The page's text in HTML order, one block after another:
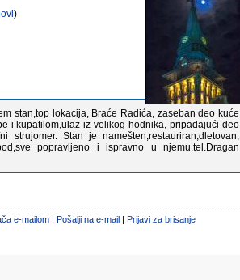
)
stan,top lokacija, Braće Radića, zaseban deo kuće
i kupatilom,ulaz iz velikog hodnika, pripadajući deo
strujomer. Stan je namešten,restauriran,dletovan,
popravljeno i ispravno u njemu.tel.Dragan
e-mailom| Pošalji na e-mail| Prijavi za brisanje